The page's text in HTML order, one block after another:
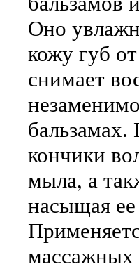
Оно
кожу губ
снимает
бальзамах.
кончики
мыла, а
насыщая
массажных